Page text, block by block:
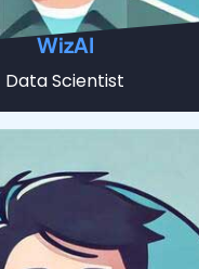
WizAI
Data Scientist